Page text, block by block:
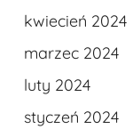
kwiecień 2024
marzec 2024
luty 2024
styczeń 2024